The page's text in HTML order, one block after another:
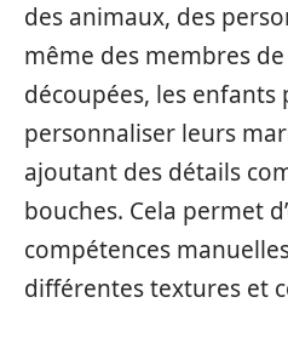
des animaux, des
même des membres
découpées, les
personnaliser leurs
ajoutant des détails
bouches. Cela permet
compétences
différentes textures et